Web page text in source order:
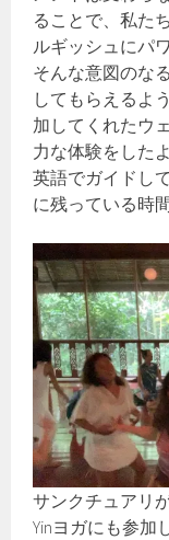
ることで、私た
ルギッシュにパ
そんな意図のな
してもらえるよ
加してくれたウ
力な体験をした
英語でガイドし
に残っている時
サンクチュアリ
Yinヨガにも参加